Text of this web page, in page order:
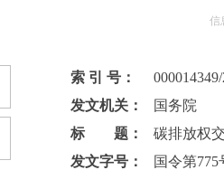
信
索 引 号：
发文机关：
国务院
标 题：
碳排放权
发文字号：
国令第775